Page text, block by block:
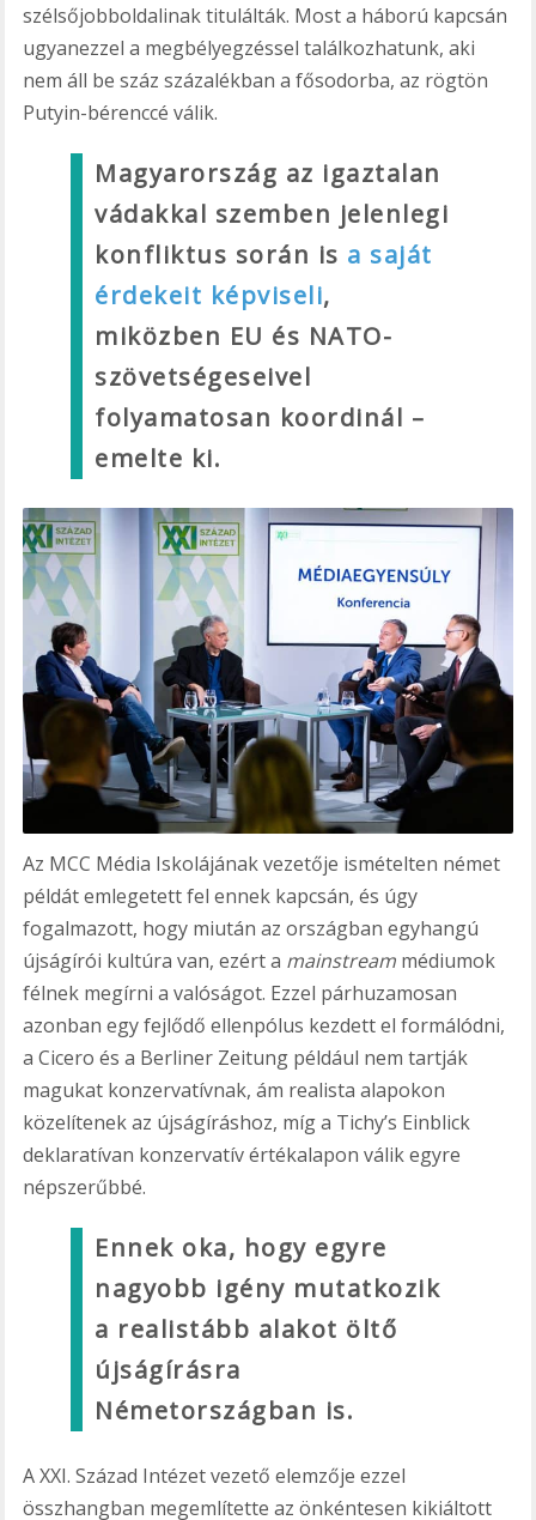
szélsőjobboldalinak titulálták. Most a háború kapcsán
ugyanezzel a megbélyegzéssel találkozhatunk, aki
nem áll be száz százalékban a fősodorba, az rögtön
Putyin-bérenccé válik.
Magyarország az igaztalan
vádakkal szemben jelenlegi
konfliktus során is a saját
érdekeit képviseli,
miközben EU és NATO-
szövetségeseivel
folyamatosan koordinál –
emelte ki.
Az MCC Média Iskolájának vezetője ismételten német
példát emlegetett fel ennek kapcsán, és úgy
fogalmazott, hogy miután az országban egyhangú
újságírói kultúra van, ezért a mainstream médiumok
félnek megírni a valóságot. Ezzel párhuzamosan
azonban egy fejlődő ellenpólus kezdett el formálódni,
a Cicero és a Berliner Zeitung például nem tartják
magukat konzervatívnak, ám realista alapokon
közelítenek az újságíráshoz, míg a Tichy’s Einblick
deklaratívan konzervatív értékalapon válik egyre
népszerűbbé.
Ennek oka, hogy egyre
nagyobb igény mutatkozik
a realistább alakot öltő
újságírásra
Németországban is.
A XXI. Század Intézet vezető elemzője ezzel
összhangban megemlítette az önkéntesen kikiáltott